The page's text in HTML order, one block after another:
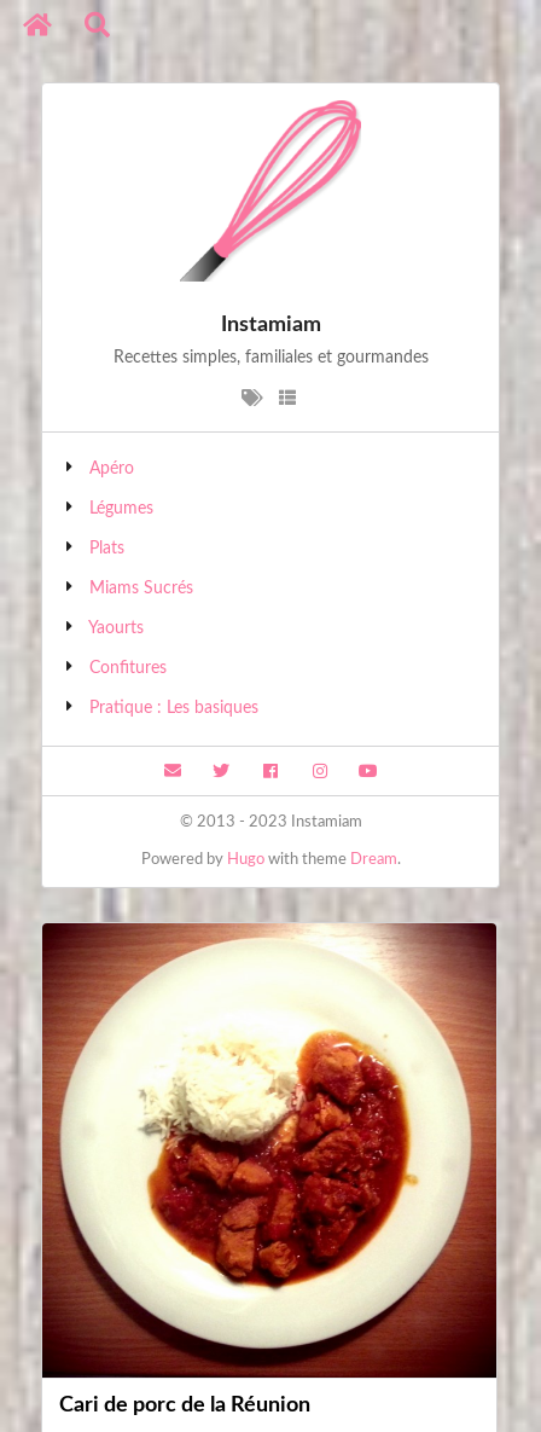
Instamiam
Recettes simples, familiales et gourmandes
Apéro
Légumes
Plats
Miams Sucrés
Yaourts
Confitures
Pratique : Les basiques
© 2013 - 2023 Instamiam
Powered by Hugowith theme Dream.
Cari de porc de la Réunion
Réseaux sociaux